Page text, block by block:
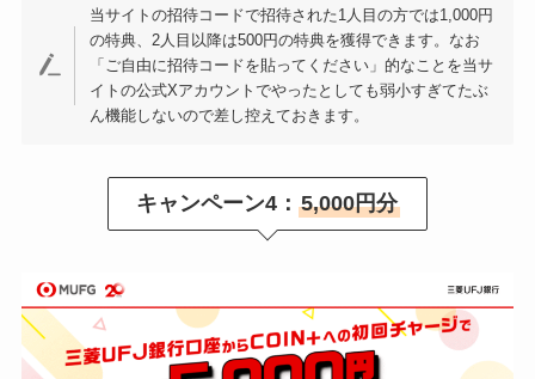
当サイトの招待コードで招待された1人目の方では1,000円
の特典、2人目以降は500円の特典を獲得できます。なお
「ご自由に招待コードを貼ってください」的なことを当サ
イトの公式Xアカウントでやったとしても弱小すぎてたぶ
ん機能しないので差し控えておきます。
キャンペーン4： 5,000円分